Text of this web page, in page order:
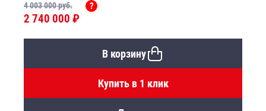
4 003 000 руб.
2 740 000 ₽
?
В корзину
Купить в 1 клик